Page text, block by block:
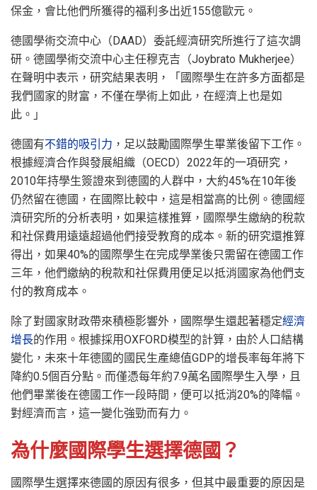
保金，會比他們所獲得的福利多出近155億歐元。
德國學術交流中心（DAAD）委託經濟研究所進行了這次調
研。德國學術交流中心主任穆克吉（Joybrato Mukherjee）
在聲明中表示，研究結果表明，「國際學生在許多方面都是
我們國家的財富，不僅在學術上如此，在經濟上也是如
此。」
德國有不錯的吸引力 ，足以鼓勵國際學生畢業後留下工作。
根據經濟合作與發展組織（OECD）2022年的一項研究，
2010年持學生簽證來到德國的人群中，大約45%在10年後
仍然留在德國，在國際比較中，這是相當高的比例。德國經
濟研究所的分析表明，如果這樣推算，國際學生繳納的稅款
和社保費用遠遠超過他們接受教育的成本。新的研究還推算
得出，如果40%的國際學生在完成學業後只需留在德國工作
三年，他們繳納的稅款和社保費用便足以抵消國家為他們支
付的教育成本。
除了對國家財政帶來積極影響外，國際學生還起著穩定經濟
增長的作用。根據採用OXFORD模型的計算，由於人口結構
變化，未來十年德國的國民生產總值GDP的增長率每年將下
降約0.5個百分點。而僅憑每年約7.9萬名國際學生入學，且
他們畢業後在德國工作一段時間，便可以抵消20%的降幅。
對經濟而言，這一變化強勁而有力。
為什麼國際學生選擇德國？
國際學生選擇來德國的原因有很多，但其中最重要的原因是